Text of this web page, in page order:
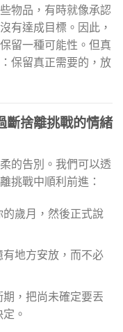
物品，有時就像承認
有達成目標。因此，
留一種可能性。但真
保留真正需要的，放
斷捨離挑戰的情緒
的告別。我們可以透
挑戰中順利前進：
歲月，然後正式說
地方安放，而不必
期，把尚未確定要丟
。